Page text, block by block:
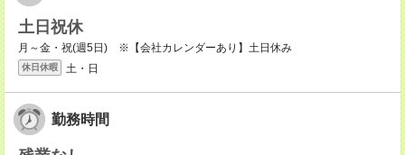
土日祝休
月～金・祝(週5日) ※【会社カレンダーあり】土日休み
休日休暇 土・日
勤務時間